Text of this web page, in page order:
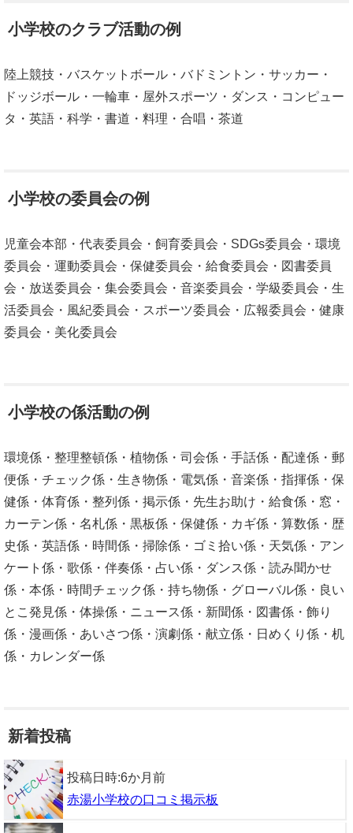
小学校のクラブ活動の例
陸上競技・バスケットボール・バドミントン・サッカー・
ドッジボール・一輪車・屋外スポーツ・ダンス・コンピュー
タ・英語・科学・書道・料理・合唱・茶道
小学校の委員会の例
児童会本部・代表委員会・飼育委員会・SDGs委員会・環境
委員会・運動委員会・保健委員会・給食委員会・図書委員
会・放送委員会・集会委員会・音楽委員会・学級委員会・生
活委員会・風紀委員会・スポーツ委員会・広報委員会・健康
委員会・美化委員会
小学校の係活動の例
環境係・整理整頓係・植物係・司会係・手話係・配達係・郵
便係・チェック係・生き物係・電気係・音楽係・指揮係・保
健係・体育係・整列係・掲示係・先生お助け・給食係・窓・
カーテン係・名札係・黒板係・保健係・カギ係・算数係・歴
史係・英語係・時間係・掃除係・ゴミ拾い係・天気係・アン
ケート係・歌係・伴奏係・占い係・ダンス係・読み聞かせ
係・本係・時間チェック係・持ち物係・グローバル係・良い
とこ発見係・体操係・ニュース係・新聞係・図書係・飾り
係・漫画係・あいさつ係・演劇係・献立係・日めくり係・机
係・カレンダー係
新着投稿
投稿日時:6か月前
赤湯小学校の口コミ掲示板